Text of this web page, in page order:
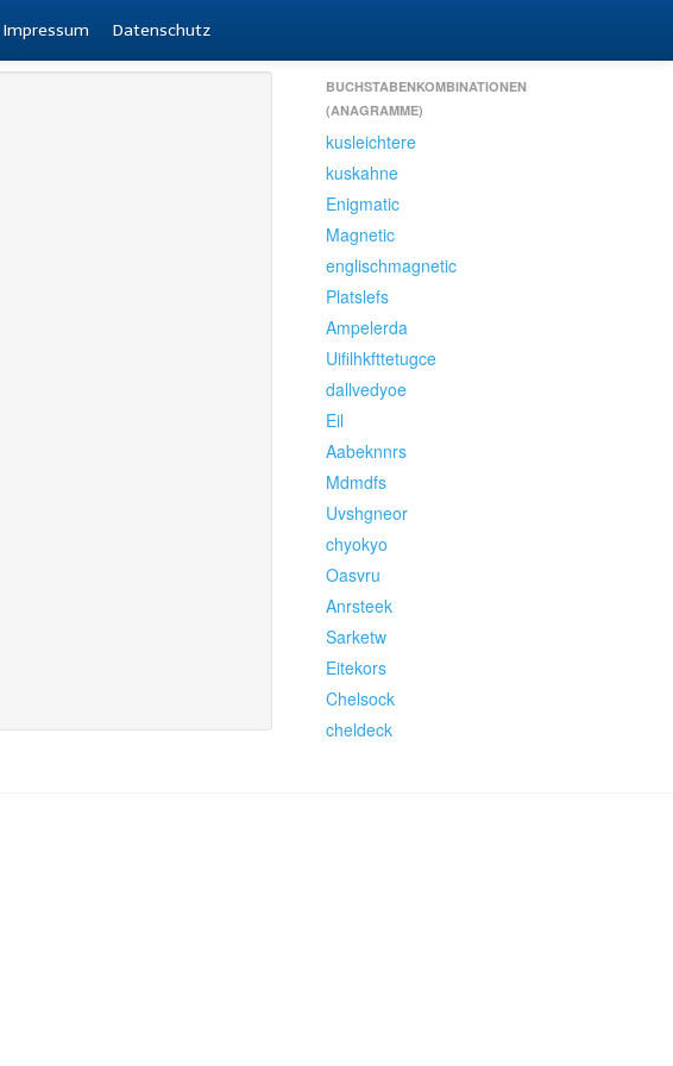
Impressum Datenschutz
BUCHSTABENKOMBINATIONEN
(ANAGRAMME)
kusleichtere
kuskahne
Enigmatic
Magnetic
englischmagnetic
Platslefs
Ampelerda
Uifilhkfttetugce
dallvedyoe
Eil
Aabeknnrs
Mdmdfs
Uvshgneor
chyokyo
Oasvru
Anrsteek
Sarketw
Eitekors
Chelsock
cheldeck